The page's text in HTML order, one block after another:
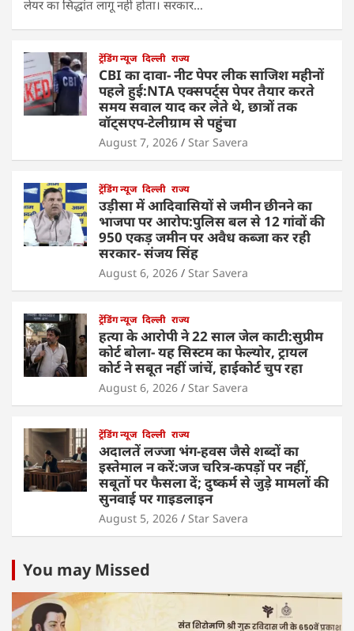
लेयर का सिद्धांत लागू नहीं होता। सरकार…
ट्रेंडिंग न्यूज दिल्ली राज्य
CBI का दावा- नीट पेपर लीक साजिश महीनों
पहले हुई:NTA एक्सपर्ट्स पेपर तैयार करते
समय सवाल याद कर लेते थे, छात्रों तक
वॉट्सएप-टेलीग्राम से पहुंचा
August 7, 2026 Star Savera
ट्रेंडिंग न्यूज दिल्ली राज्य
उड़ीसा में आदिवासियों से जमीन छीनने का
भाजपा पर आरोप:पुलिस बल से 12 गांवों की
950 एकड़ जमीन पर अवैध कब्जा कर रही
सरकार- संजय सिंह
August 6, 2026 Star Savera
ट्रेंडिंग न्यूज दिल्ली राज्य
हत्या के आरोपी ने 22 साल जेल काटी:सुप्रीम
कोर्ट बोला- यह सिस्टम का फेल्योर, ट्रायल
कोर्ट ने सबूत नहीं जांचें, हाईकोर्ट चुप रहा
August 6, 2026 Star Savera
ट्रेंडिंग न्यूज दिल्ली राज्य
अदालतें लज्जा भंग-हवस जैसे शब्दों का
इस्तेमाल न करें:जज चरित्र-कपड़ों पर नहीं,
सबूतों पर फैसला दें; दुष्कर्म से जुड़े मामलों की
सुनवाई पर गाइडलाइन
August 5, 2026 Star Savera
You may Missed